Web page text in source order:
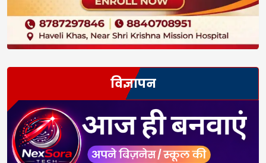
विज्ञापन